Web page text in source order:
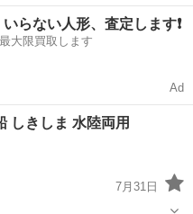
年間休日130日★フォークリフ
利用可★《神奈川県相模原
他
らない人形、査定します❗️
大限買取します
Ad
しきしま 水陸両用
7月31日